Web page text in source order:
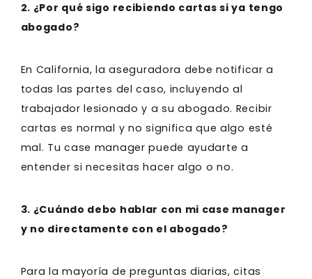
2. ¿Por qué sigo recibiendo cartas si ya tengo
abogado?
En California, la aseguradora debe notificar a
todas las partes del caso, incluyendo al
trabajador lesionado y a su abogado. Recibir
cartas es normal y no significa que algo esté
mal. Tu case manager puede ayudarte a
entender si necesitas hacer algo o no.
3. ¿Cuándo debo hablar con mi case manager
y no directamente con el abogado?
Para la mayoría de preguntas diarias, citas